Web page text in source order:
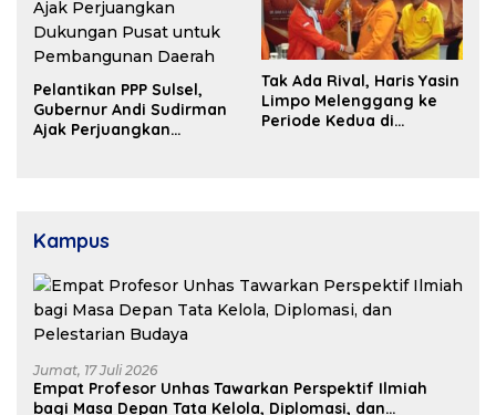
Pelantikan PPP Sulsel,
Gubernur Andi Sudirman
Ajak Perjuangkan
Tak Ada Rival, Haris Yasin
Limpo Melenggang ke
Periode Kedua di
Kampus
Jumat, 17 Juli 2026
Empat Profesor Unhas Tawarkan Perspektif Ilmiah
bagi Masa Depan Tata Kelola, Diplomasi, dan